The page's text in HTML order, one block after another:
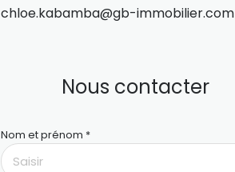
chloe.kabamba@gb-immobilier.com
Nous contacter
Nom et prénom *